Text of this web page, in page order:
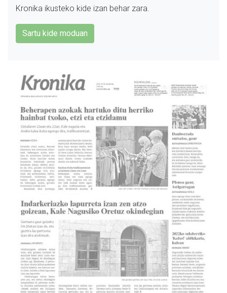
Kronika ikusteko kide izan behar zara.
Sartu kide moduan